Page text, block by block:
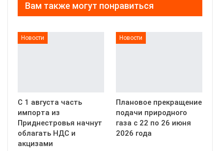
Вам также могут понравиться
Новости
С 1 августа часть
импорта из
Приднестровья начнут
облагать НДС и
акцизами
Новости
Плановое прекращение
подачи природного
газа с 22 по 26 июня
2026 года